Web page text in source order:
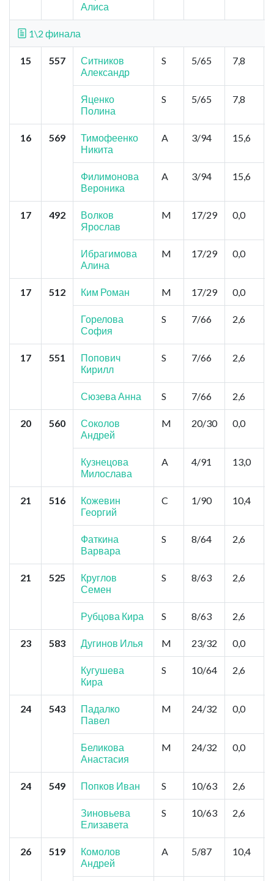
Алиса
1\2 финала
15 557
Ситников
Александр
S 5/65 7,8
Яценко
Полина
S 5/65 7,8
16 569
Тимофеенко
Никита
A 3/94 15,6
Филимонова
Вероника
A 3/94 15,6
17 492
Волков
Ярослав
M 17/29 0,0
Ибрагимова
Алина
M 17/29 0,0
17 512 Ким Роман M 17/29 0,0
Горелова
София
S 7/66 2,6
17 551
Попович
Кирилл
S 7/66 2,6
Сюзева Анна
S 7/66 2,6
20 560
Соколов
Андрей
M 20/30 0,0
Кузнецова
Милослава
A 4/91 13,0
21 516
Кожевин
Георгий
C 1/90 10,4
Фаткина
Варвара
S 8/64 2,6
21 525
Круглов
Семен
S 8/63 2,6
Рубцова Кира S 8/63 2,6
23 583 Дугинов Илья M 23/32 0,0
Кугушева
Кира
S 10/64 2,6
24 543
Падалко
Павел
M 24/32 0,0
Беликова
Анастасия
M 24/32 0,0
24 549 Попков Иван S 10/63 2,6
Зиновьева
Елизавета
S 10/63 2,6
26 519
Комолов
Андрей
A 5/87 10,4